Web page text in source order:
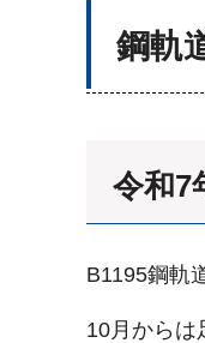
鋼軌
令和7
B1195鋼軌
10月からは